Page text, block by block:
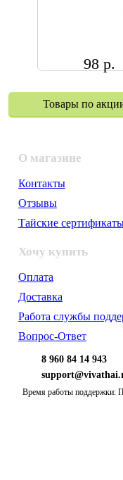
98 р.
Товары по
О магазине
Контакты
Отзывы
Тайские
Хочу купить
Оплата
Доставка
Работа службы
Вопрос-Ответ
8 960 84 14 943
Время работы